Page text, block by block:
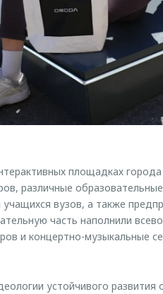
площадках
различные
вузов, а также
часть наполнили
и концертно-музыкальные
устойчивого